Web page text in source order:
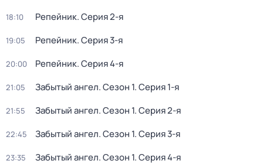
18:10 Репейник. Серия 2-я
19:05 Репейник. Серия 3-я
20:00 Репейник. Серия 4-я
21:05 Забытый ангел. Сезон 1. Серия 1-я
21:55 Забытый ангел. Сезон 1. Серия 2-я
22:45 Забытый ангел. Сезон 1. Серия 3-я
23:35 Забытый ангел. Сезон 1. Серия 4-я